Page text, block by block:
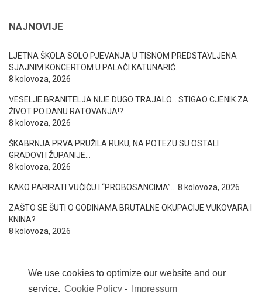
We use cookies to optimize our website and our
service. Cookie Policy - Impressum
NAJNOVIJE
LJETNA ŠKOLA SOLO PJEVANJA U TISNOM PREDSTAVLJENA
SJAJNIM KONCERTOM U PALAČI KATUNARIĆ…
8 kolovoza, 2026
VESELJE BRANITELJA NIJE DUGO TRAJALO… STIGAO CJENIK ZA
ŽIVOT PO DANU RATOVANJA!?
8 kolovoza, 2026
ŠKABRNJA PRVA PRUŽILA RUKU, NA POTEZU SU OSTALI
GRADOVI I ŽUPANIJE…
8 kolovoza, 2026
KAKO PARIRATI VUČIĆU I “PROBOSANCIMA”… 8 kolovoza, 2026
ZAŠTO SE ŠUTI O GODINAMA BRUTALNE OKUPACIJE VUKOVARA I
KNINA?
8 kolovoza, 2026